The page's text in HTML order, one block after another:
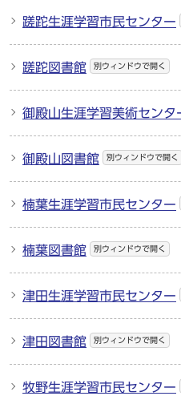
蹉跎生涯学習市民センター
蹉跎図書館 別ウィンドウで開く
御殿山生涯学習美術センタ
御殿山図書館 別ウィンドウで開く
楠葉生涯学習市民センター
楠葉図書館 別ウィンドウで開く
津田生涯学習市民センター
津田図書館 別ウィンドウで開く
牧野生涯学習市民センター